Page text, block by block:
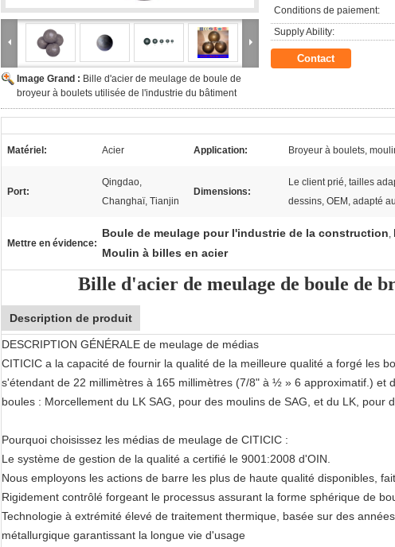
Image Grand : Bille d'acier de meulage de boule de
broyeur à boulets utilisée de l'industrie du bâtiment
Conditions de paiement:
Supply Ability:
Contact
Matériel: Acier Application: Broyeur à boulets,
Port:
Qingdao,
Changhaï, Tianjin
Dimensions:
Le client prié, tailles
dessins, OEM, adapté
Mettre en évidence:
Boule de meulage pour l'industrie de la construction,
Moulin à billes en acier
Bille d'acier de meulage de boule de
Description de produit
DESCRIPTION GÉNÉRALE de meulage de médias
CITICIC a la capacité de fournir la qualité de la meilleure qualité a forgé les
s'étendant de 22 millimètres à 165 millimètres (7/8" à ½ » 6 approximatif.) et
boules : Morcellement du LK SAG, pour des moulins de SAG, et du LK, pour
Pourquoi choisissez les médias de meulage de CITICIC :
Le système de gestion de la qualité a certifié le 9001:2008 d'OIN.
Nous employons les actions de barre les plus de haute qualité disponibles,
Rigidement contrôlé forgeant le processus assurant la forme sphérique de
Technologie à extrémité élevé de traitement thermique, basée sur des
métallurgique garantissant la longue vie d'usage